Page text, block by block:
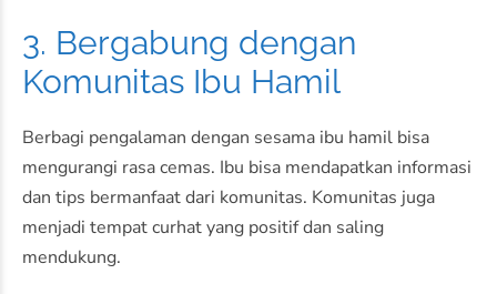
3. Bergabung dengan
Komunitas Ibu Hamil
Berbagi pengalaman dengan sesama ibu hamil bisa
mengurangi rasa cemas. Ibu bisa mendapatkan informasi
dan tips bermanfaat dari komunitas. Komunitas juga
menjadi tempat curhat yang positif dan saling
mendukung.